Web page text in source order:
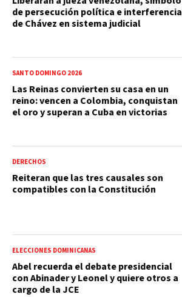
de persecución política e interferencia
de Chávez en sistema judicial
SANTO DOMINGO 2026
Las Reinas convierten su casa en un
reino: vencen a Colombia, conquistan
el oro y superan a Cuba en victorias
DERECHOS
Reiteran que las tres causales son
compatibles con la Constitución
ELECCIONES DOMINICANAS
Abel recuerda el debate presidencial
con Abinader y Leonel y quiere otros a
cargo de la JCE